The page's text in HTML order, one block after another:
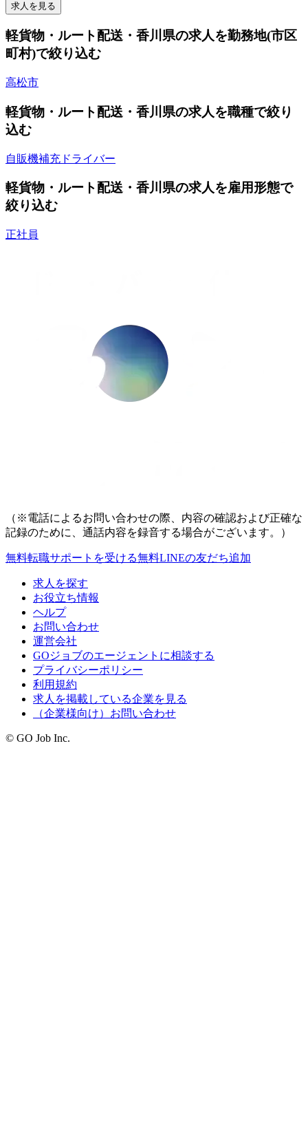
求人を見る
軽貨物・ルート配送・香川県の求人を勤務地(市区
町村)で絞り込む
高松市
軽貨物・ルート配送・香川県の求人を職種で絞り
込む
自販機補充ドライバー
軽貨物・ルート配送・香川県の求人を雇用形態で
絞り込む
正社員
（※電話によるお問い合わせの際、内容の確認および正確な
記録のために、通話内容を録音する場合がございます。）
無料転職サポートを受ける無料LINEの友だち追加
求人を探す
お役立ち情報
ヘルプ
お問い合わせ
運営会社
GOジョブのエージェントに相談する
プライバシーポリシー
利用規約
求人を掲載している企業を見る
（企業様向け）お問い合わせ
© GO Job Inc.